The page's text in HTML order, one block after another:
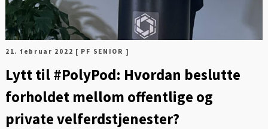
21. februar 2022 [ PF SENIOR ]
Lytt til #PolyPod: Hvordan beslutte
forholdet mellom offentlige og
private velferdstjenester?